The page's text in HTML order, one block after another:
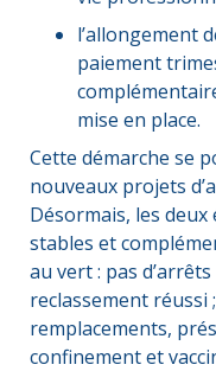
l’allongement
paiement
mise en place.
Cette démarche se
nouveaux projets
Désormais, les
stables et
au vert : pas
reclassement réussi
remplacements,
confinement et